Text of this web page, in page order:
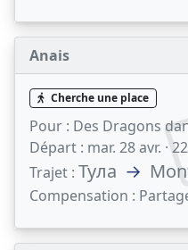
Anais
Cherche une place
Pour : Des Dragons
Départ : mar. 28 avr. ·
Trajet : Тула →
Compensation :